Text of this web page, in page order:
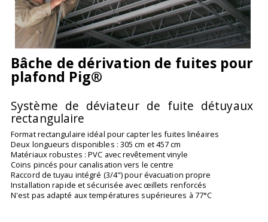
Bâche de dérivation de fuites pour
plafond Pig®
Système de déviateur de fuite détuyaux
rectangulaire
Format rectangulaire idéal pour capter les fuites linéaires
Deux longueurs disponibles : 305 cm et 457 cm
Matériaux robustes : PVC avec revêtement vinyle
Coins pincés pour canalisation vers le centre
Raccord de tuyau intégré (3/4") pour évacuation propre
Installation rapide et sécurisée avec œillets renforcés
N'est pas adapté aux températures supérieures à 77°C